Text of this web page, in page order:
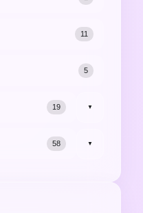
11
5
19 ▼
58 ▼